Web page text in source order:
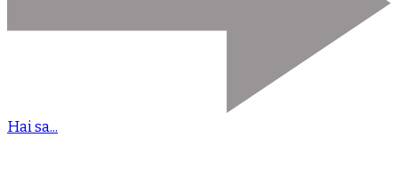
Hai sa...